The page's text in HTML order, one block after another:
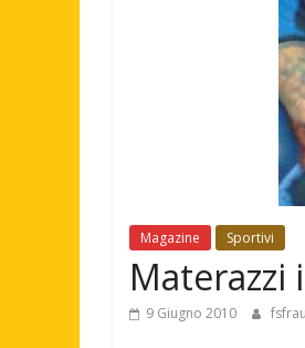
Magazine Sportivi
9 Giugno 2010 fsfrau